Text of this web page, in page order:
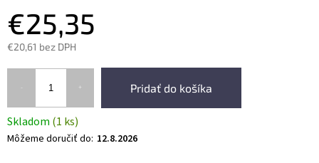
€25,35
€20,61 bez DPH
Pridať do košíka
Skladom (1 ks)
Môžeme doručiť do: 12.8.2026